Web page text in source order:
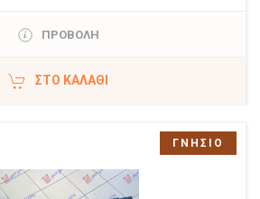
ΠΡΟΒΟΛΗ
ΣΤΟ ΚΑΛΆΘΙ
ΓΝΗΣΙΟ